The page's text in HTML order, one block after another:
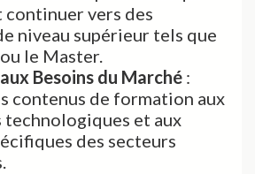
vers des
niveau supérieur tels que
le Master.
Besoins du Marché :
contenus de formation aux
et aux
des secteurs